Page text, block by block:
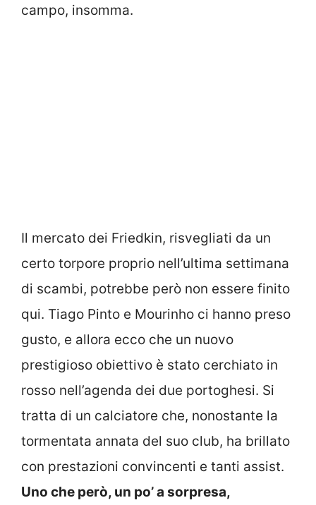
campo, insomma.
Il mercato dei Friedkin, risvegliati da un
certo torpore proprio nell’ultima settimana
di scambi, potrebbe però non essere finito
qui. Tiago Pinto e Mourinho ci hanno preso
gusto, e allora ecco che un nuovo
prestigioso obiettivo è stato cerchiato in
rosso nell’agenda dei due portoghesi. Si
tratta di un calciatore che, nonostante la
tormentata annata del suo club, ha brillato
con prestazioni convincenti e tanti assist.
Uno che però, un po’ a sorpresa,